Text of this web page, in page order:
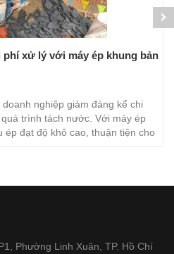
phí xử lý với máy ép khung bản
nghiệp giảm đáng kể chi
trình tách nước. Với máy ép
ép đạt độ khô cao, thuận tiện cho
Phường Linh Xuân, TP. Hồ Chí